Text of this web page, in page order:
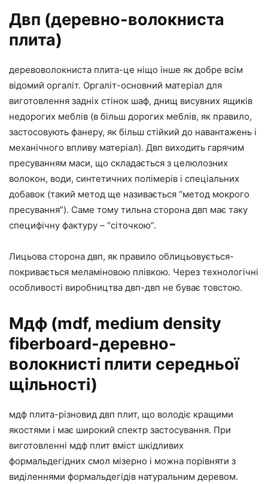
Двп (деревно-волокниста
плита)
деревоволокниста плита-це ніщо інше як добре всім
відомий оргаліт. Оргаліт-основний матеріал для
виготовлення задніх стінок шаф, днищ висувних ящиків
недорогих меблів (в більш дорогих меблів, як правило,
застосовують фанеру, як більш стійкий до навантажень і
механічного впливу матеріал). Двп виходить гарячим
пресуванням маси, що складається з целюлозних
волокон, води, синтетичних полімерів і спеціальних
добавок (такий метод ще називається “метод мокрого
пресування”). Саме тому тильна сторона двп має таку
специфічну фактуру – “сіточкою”.
Лицьова сторона двп, як правило облицьовується-
покривається меламіновою плівкою. Через технологічні
особливості виробництва двп-двп не буває товстою.
Мдф (mdf, medium density
fiberboard-деревно-
волокнисті плити середньої
щільності)
мдф плита-різновид двп плит, що володіє кращими
якостями і має широкий спектр застосування. При
виготовленні мдф плит вміст шкідливих
формальдегідних смол мізерно і можна порівняти з
виділеннями формальдегідів натуральним деревом.